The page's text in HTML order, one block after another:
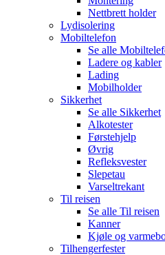
Nettbrett holder
Lydisolering
Mobiltelefon
Se alle
Ladere og kabler
Lading
Mobilholder
Sikkerhet
Se alle Sikkerhet
Alkotester
Førstehjelp
Øvrig
Refleksvester
Slepetau
Varseltrekant
Til reisen
Se alle Til reisen
Kanner
Kjøle og
Tilhengerfester